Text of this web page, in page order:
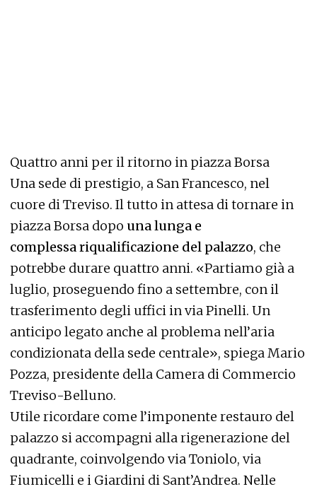
Quattro anni per il ritorno in piazza Borsa
Una sede di prestigio, a San Francesco, nel
cuore di Treviso. Il tutto in attesa di tornare in
piazza Borsa dopo una lunga e
complessa riqualificazione del palazzo, che
potrebbe durare quattro anni. «Partiamo già a
luglio, proseguendo fino a settembre, con il
trasferimento degli uffici in via Pinelli. Un
anticipo legato anche al problema nell’aria
condizionata della sede centrale», spiega Mario
Pozza, presidente della Camera di Commercio
Treviso-Belluno.
Utile ricordare come l’imponente restauro del
palazzo si accompagni alla rigenerazione del
quadrante, coinvolgendo via Toniolo, via
Fiumicelli e i Giardini di Sant’Andrea. Nelle